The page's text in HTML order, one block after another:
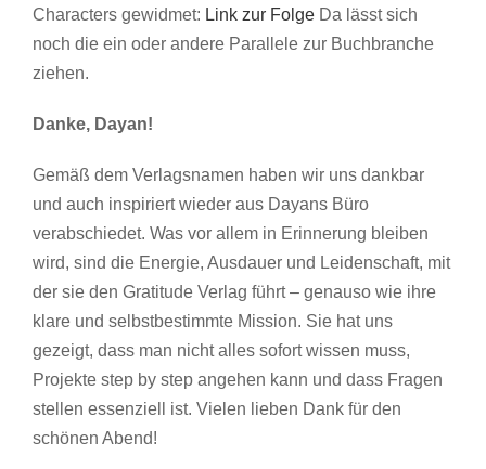
Characters gewidmet: Link zur Folge Da lässt sich
noch die ein oder andere Parallele zur Buchbranche
ziehen.
Danke, Dayan!
Gemäß dem Verlagsnamen haben wir uns dankbar
und auch inspiriert wieder aus Dayans Büro
verabschiedet. Was vor allem in Erinnerung bleiben
wird, sind die Energie, Ausdauer und Leidenschaft, mit
der sie den Gratitude Verlag führt – genauso wie ihre
klare und selbstbestimmte Mission. Sie hat uns
gezeigt, dass man nicht alles sofort wissen muss,
Projekte step by step angehen kann und dass Fragen
stellen essenziell ist. Vielen lieben Dank für den
schönen Abend!